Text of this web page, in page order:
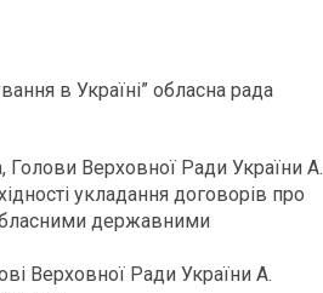
в Україні” обласна рада
Верховної Ради України А.
укладання договорів про
державними
Верховної Ради України А.